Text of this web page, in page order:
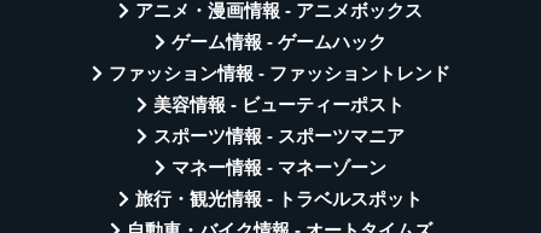
アニメ・漫画情報 - アニメボックス
ゲーム情報 - ゲームハック
ファッション情報 - ファッショントレンド
美容情報 - ビューティーポスト
スポーツ情報 - スポーツマニア
マネー情報 - マネーゾーン
旅行・観光情報 - トラベルスポット